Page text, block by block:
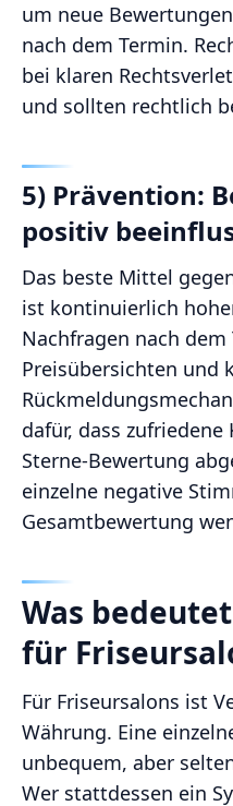
um neue
nach dem Termin.
bei klaren
und sollten rechtlich
5) Prävention:
positiv
Das beste Mittel
ist kontinuierlich
Nachfragen nach
Preisübersichten und
dafür, dass zufriedene
Sterne-Bewertung
einzelne negative
Gesamtbewertung
Was
für
Für Friseursalons ist
Währung. Eine
unbequem, aber
Wer stattdessen ein